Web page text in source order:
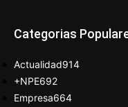
Categorias
Actualidad914
+NPE692
Empresa664